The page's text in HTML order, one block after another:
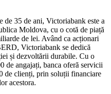
de 35 de ani, Victoriabank este a
Moldova, cu o cotă de piață
de lei. Având ca acționari
Victoriabank se dedică
și dezvoltării durabile. Cu o
de angajați, banca oferă servicii
de clienți, prin soluții financiare
acestora.